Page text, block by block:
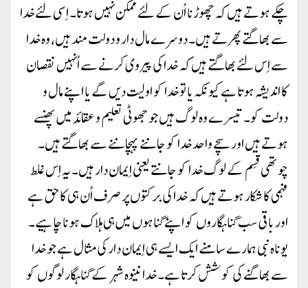
چکے ہوتے ہیں کہ چھوڑنا اُن کے لئے ممکن نہیں ہوتا۔ اِسی لئے خدا
سے بھاگتے پھرتے ہیں۔ دوسرے مال دار و دولت مند ہیں، وہ خدا
سے اِس لئے بھاگتے ہیں کہ خدا کی پیروی کرنے سے اُنہیں نقصان
کا اندیشہ ہوتا ہے کیونکہ یا تو خدا کو اولیت دیں گے یا اپنے مال و
دولت کو۔ تیسرے وہ لوگ ہیں جو جھوٹی تعلیم و عقائد میں پھنسے
ہوتے ہیں اور سچے واحد خدا کو جاننے پہچاننے سے بھاگتے ہیں۔
چوتھی قِسم کے لوگ خدا کو جانتے یعنی اِیمان دار ہیں۔ یہ اِس غلط
فہمی کا شکار ہوتے ہیں کہ خدا کی برکتوں پر صرف اُن ہی کا حق ہے
اور باقی سب گناہگاروں کو اپنے گناہوں میں ہی ہلاک ہونا چاہیے۔
یوناہ نبی ہمارے سامنے ایک ایسے ہی اِیمان دار کی مثال ہے جو خدا
سے بھاگنے کی کوشش کرتا ہے۔ خدا نینوہ شہر کے گناہگار لوگوں کو